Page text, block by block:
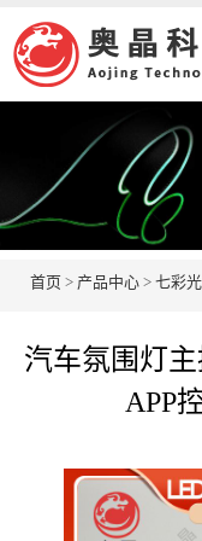
首页 > 产品中心 > 七彩
汽车氛围灯
APP